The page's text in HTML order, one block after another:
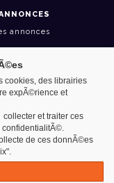
annonces
cookies, des librairies
expÃ©rience et
et traiter ces
de ces donnÃ©es